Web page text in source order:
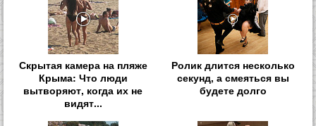
Скрытая камера на пляже
Крыма: Что люди
вытворяют, когда их не
видят...
Ролик длится несколько
секунд, а смеяться вы
будете долго